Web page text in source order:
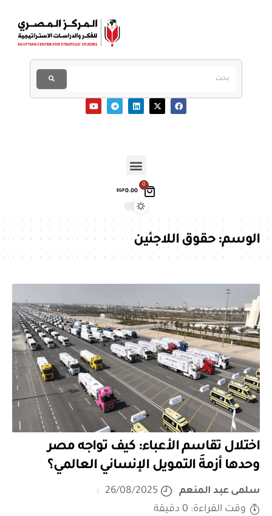
0
EGP0.00
الوسم:حقوق اللاجئين
اختلال تقاسم الأعباء: كيف تواجه مصر
وحدها أزمةَ التمويل الإنساني العالمي؟
سلمى عبد المنعم
26/08/2025
وقت القراءة: 0 دقيقة